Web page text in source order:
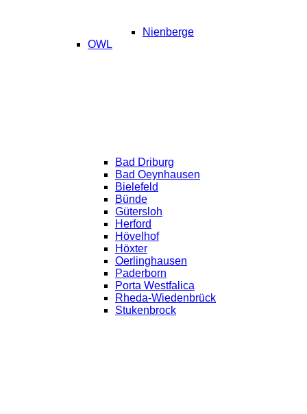
Nienberge
OWL
Bad Driburg
Bad Oeynhausen
Bielefeld
Bünde
Gütersloh
Herford
Hövelhof
Höxter
Oerlinghausen
Paderborn
Porta Westfalica
Rheda-Wiedenbrück
Stukenbrock